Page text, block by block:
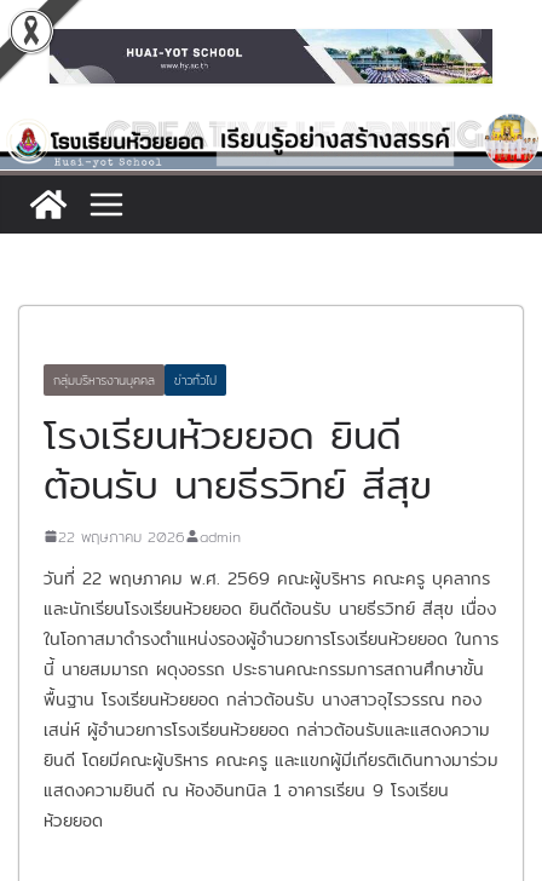
Skip
to
content
กลุ่มบริหารงานบุคคล ข่าวทั่วไป
โรงเรียนห้วยยอด ยินดี
ต้อนรับ นายธีรวิทย์ สีสุข
22 พฤษภาคม 2026 admin
วันที่ 22 พฤษภาคม พ.ศ. 2569 คณะผู้บริหาร คณะครู บุคลากร
และนักเรียนโรงเรียนห้วยยอด ยินดีต้อนรับ นายธีรวิทย์ สีสุข เนื่อง
ในโอกาสมาดำรงตำแหน่งรองผู้อำนวยการโรงเรียนห้วยยอด ในการ
นี้ นายสมมารถ ผดุงอรรถ ประธานคณะกรรมการสถานศึกษาขั้น
พื้นฐาน โรงเรียนห้วยยอด กล่าวต้อนรับ นางสาวอุไรวรรณ ทอง
เสน่ห์ ผู้อำนวยการโรงเรียนห้วยยอด กล่าวต้อนรับและแสดงความ
ยินดี โดยมีคณะผู้บริหาร คณะครู และแขกผู้มีเกียรติเดินทางมาร่วม
แสดงความยินดี ณ ห้องอินทนิล 1 อาคารเรียน 9 โรงเรียน
ห้วยยอด